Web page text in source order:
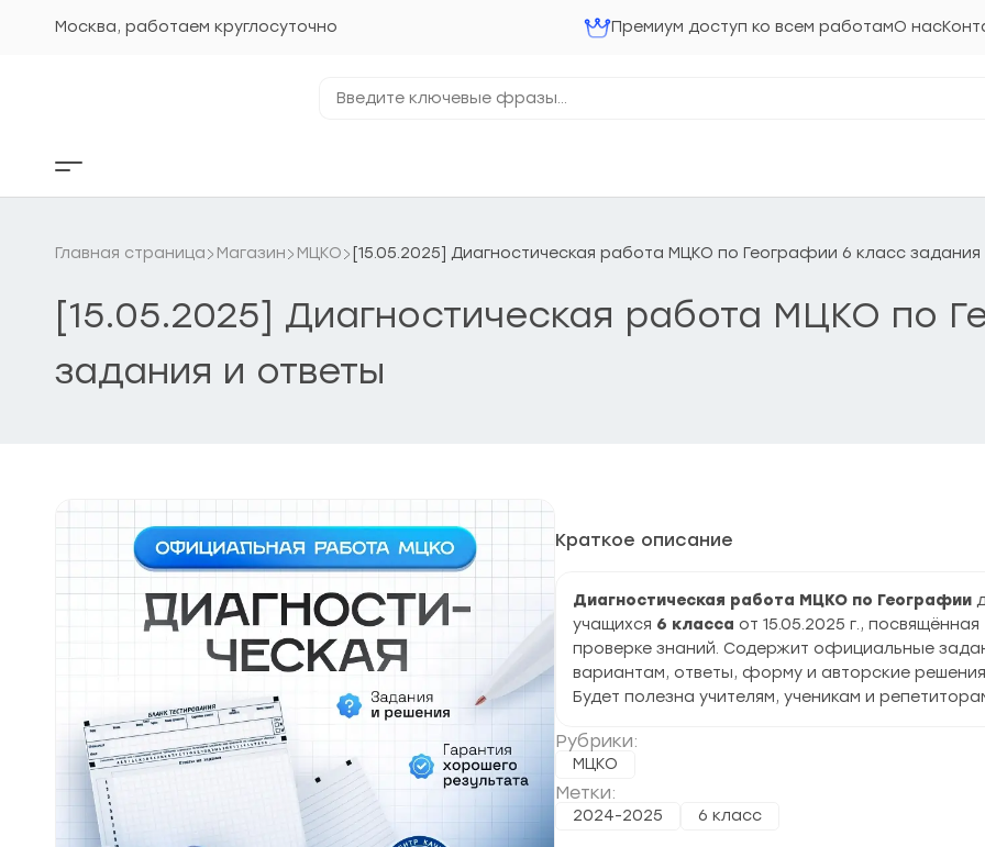
Москва, работаем круглосуточно Премиум доступ ко всем работамО нас
ключевые
Кнопка
бокового
Главная страница Магазин МЦКО [15.05.2025] Диагностическая работа МЦКО по Географии 6 класс задания
[15.05.2025] Диагностическая работа МЦКО по
задания и ответы
Краткое описание
Диагностическая работа МЦКО по Географии
учащихся 6 класса от 15.05.2025 г., посвящённая
проверке знаний. Содержит официальные
вариантам, ответы, форму и авторские
Будет полезна учителям, ученикам и
Рубрики:
МЦКО
Метки:
2024-2025 6 класс